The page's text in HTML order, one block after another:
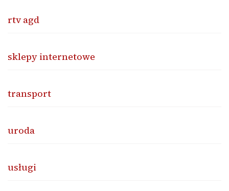
rtv agd
sklepy internetowe
transport
uroda
usługi